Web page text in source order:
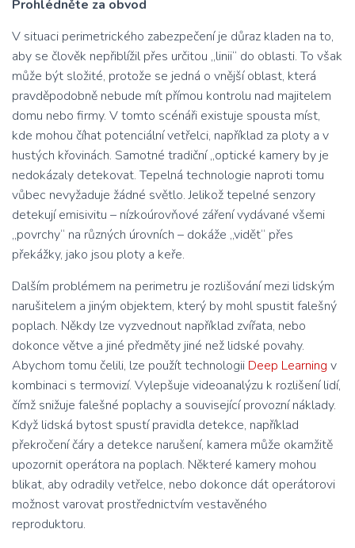
Prohlédněte za obvod
V situaci perimetrického zabezpečení je důraz kladen na to,
aby se člověk nepřiblížil přes určitou „linii“ do oblasti. To však
může být složité, protože se jedná o vnější oblast, která
pravděpodobně nebude mít přímou kontrolu nad majitelem
domu nebo firmy. V tomto scénáři existuje spousta míst,
kde mohou číhat potenciální vetřelci, například za ploty a v
hustých křovinách. Samotné tradiční „optické kamery by je
nedokázaly detekovat. Tepelná technologie naproti tomu
vůbec nevyžaduje žádné světlo. Jelikož tepelné senzory
detekují emisivitu – nízkoúrovňové záření vydávané všemi
„povrchy“ na různých úrovních – dokáže „vidět“ přes
překážky, jako jsou ploty a keře.
Dalším problémem na perimetru je rozlišování mezi lidským
narušitelem a jiným objektem, který by mohl spustit falešný
poplach. Někdy lze vyzvednout například zvířata, nebo
dokonce větve a jiné předměty jiné než lidské povahy.
Abychom tomu čelili, lze použít technologii Deep Learning v
kombinaci s termovizí. Vylepšuje videoanalýzu k rozlišení lidí,
čímž snižuje falešné poplachy a související provozní náklady.
Když lidská bytost spustí pravidla detekce, například
překročení čáry a detekce narušení, kamera může okamžitě
upozornit operátora na poplach. Některé kamery mohou
blikat, aby odradily vetřelce, nebo dokonce dát operátorovi
možnost varovat prostřednictvím vestavěného
reproduktoru.